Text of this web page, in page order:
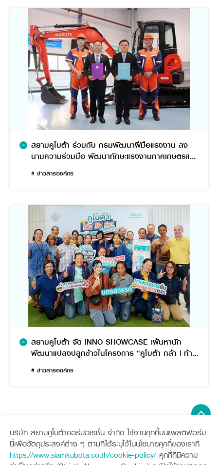
บริษัท สยามคูโบต้าคอร์ปอเรชั่น จำกัด ใช้งานคุกกี้บนแพลตฟอร์ม
นี้เพื่อวัตถุประสงค์ต่าง ๆ ตามที่ได้ระบุไว้ในนโยบายคุกกี้ของเราที่
https://www.siamkubota.co.th/cookie-policy/คุกกี้ที่มีความ
สยามคูโบต้า ร่วมกับ กรมพัฒนาฝีมือแรงงาน ลง
นามความร่วมมือ พัฒนาทักษะแรงงานภาคเกษตรและ
# ข่าวสารองค์กร
สยามคูโบต้า จัด INNO SHOWCASE เฟ้นหานัก
พัฒนาแปลงปลูกข้าวในโครงการ “คูโบต้า กล้า | ท้า |
# ข่าวสารองค์กร
Sitemap
เครื่องจักรกลการเกษตร
เครื่องจักรกลก่อสร้าง